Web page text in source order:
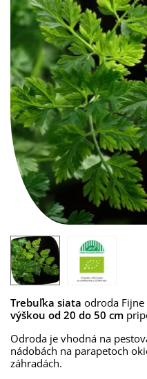
Trebuľka siata odroda Fijne
výškou od 20 do 50 cm
Odroda je vhodná na
nádobách na parapetoch
záhradách.